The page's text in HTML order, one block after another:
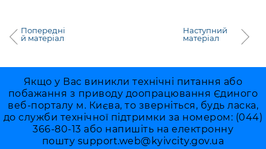
Попередні
й матеріал
Наступний
матеріал
Якщо у Вас виникли технічні питання або
побажання з приводу доопрацювання Єдиного
веб-порталу м. Києва, то зверніться, будь ласка,
до служби технічної підтримки за номером: (044)
366-80-13 або напишіть на електронну
пошту support.web@kyivcity.gov.ua